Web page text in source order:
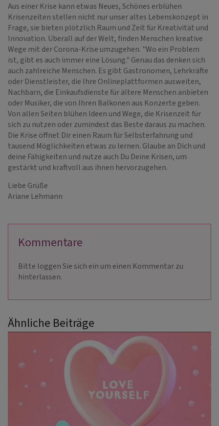
Aus einer Krise kann etwas Neues, Schönes erblühen
Krisenzeiten stellen nicht nur unser altes Lebenskonzept in
Frage, sie bieten plötzlich Raum und Zeit für Kreativität und
Innovation. Überall auf der Welt, finden Menschen kreative
Wege mit der Corona-Krise umzugehen. "Wo ein Problem
ist, gibt es auch immer eine Lösung." Genau das denken sich
auch zahlreiche Menschen. Es gibt Gastronomen, Lehrkräfte
oder Dienstleister, die Ihre Onlineplattformen ausweiten,
Nachbarn, die Einkaufsdienste für ältere Menschen anbieten
oder Musiker, die von Ihren Balkonen aus Konzerte geben.
Von allen Seiten blühen Ideen und Wege, die Krisenzeit für
sich zu nutzen oder zumindest das Beste daraus zu machen.
Die Krise öffnet Dir einen Raum für Selbsterfahrung und
tausend Möglichkeiten etwas zu lernen. Glaube an Dich und
deine Fähigkeiten und nutze auch Du Deine Krisen, um
gestärkt und kraftvoll aus ihnen hervorzugehen.
Liebe Grüße
Ariane Lehmann
Kommentare
Bitte loggen Sie sich ein um einen Kommentar zu
hinterlassen.
Ähnliche Beiträge